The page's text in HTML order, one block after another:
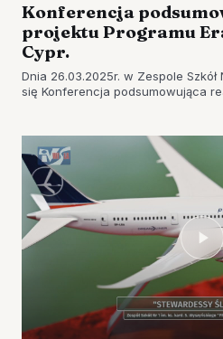
Konferencja
projektu Programu
Cypr.
Dnia 26.03.2025r. w Zespole Szkół
się Konferencja podsumowująca
Tomczyk…